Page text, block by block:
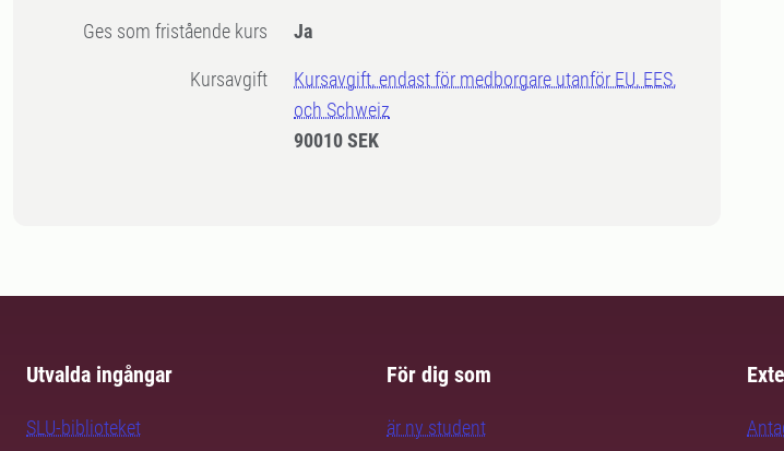
Ges som fristående kurs Ja
Kursavgift
Kursavgift, endast för medborgare utanför EU, EES,
och Schweiz
90010 SEK
Utvalda ingångar
SLU-biblioteket
För dig som
är ny student